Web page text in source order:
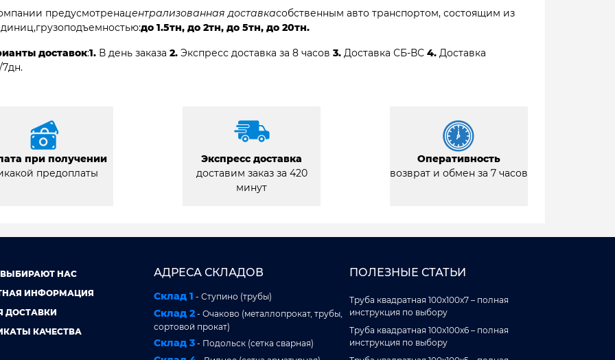
предусмотренацентрализованная доставкасобственным авто транспортом, состоящим из
до 1.5тн, до 2тн, до 5тн, до 20тн.
доставок:1. В день заказа 2. Экспресс доставка за 8 часов 3. Доставка СБ-ВС 4. Доставка
7дн.
при получении
предоплаты
Экспресс доставка
доставим заказ за 420
минут
Оперативность
возврат и обмен за 7 часов
НАС
ИНФОРМАЦИЯ
ДОСТАВКИ
КАЧЕСТВА
АДРЕСА СКЛАДОВ
Склад 1 - Ступино (трубы)
Склад 2 - Очаково (металлопрокат, трубы,
сортовой прокат)
Склад 3 - Подольск (сетка сварная)
ПОЛЕЗНЫЕ СТАТЬИ
Труба квадратная 100x100x7 – полная
инструкция по выбору
Труба квадратная 100x100x6 – полная
инструкция по выбору